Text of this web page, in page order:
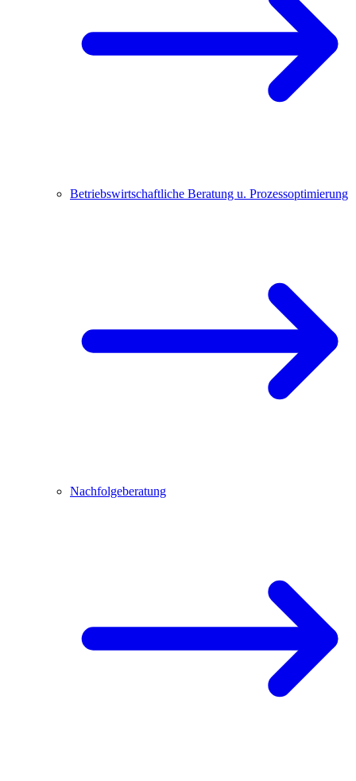
Betriebswirtschaftliche Beratung u. Prozessoptimierung
Nachfolgeberatung